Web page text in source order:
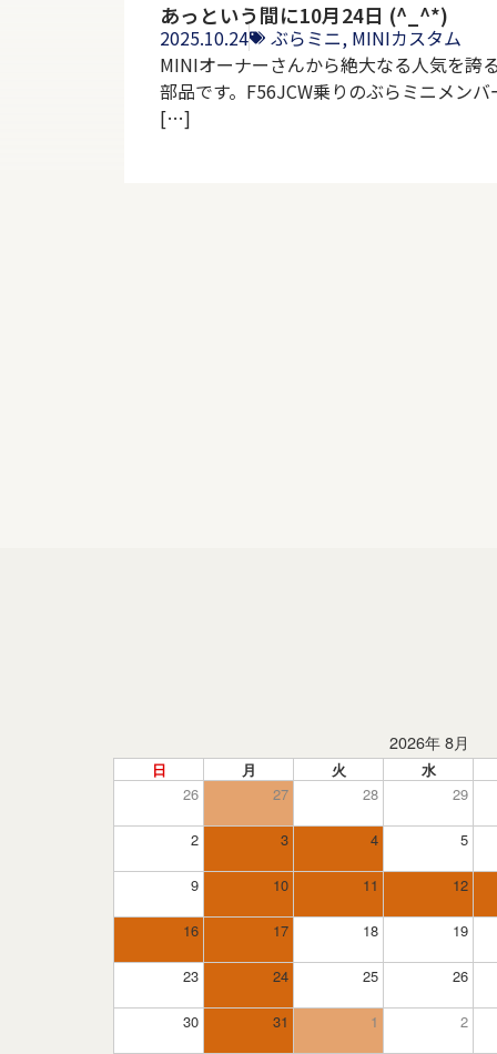
あっという間に10月24日 (^_^*)
2025.10.24 ぶらミニ, MINIカスタム
MINIオーナーさんから絶大なる人気を誇
部品です。F56JCW乗りのぶらミニメン
[…]
2026年 8月
日 月 火
水
26
27 28 29
2 3 4 5
9 10 11 12
16 17 18 19
23 24 25 26
30 31 1 2